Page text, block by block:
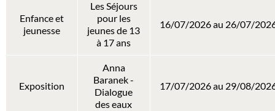
Enfance et
jeunesse
Les Séjours
pour les
jeunes de 13
à 17 ans
16/07/2026 au 26/07/
Exposition
Anna
Baranek -
Dialogue
des eaux
17/07/2026 au 29/08/